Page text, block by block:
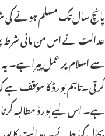
پانچ سال تک مسلم ہونے کی
عدالت نے اس من مانی شرط
سے اسلام پر عمل پیرا
کرتی۔تاہم بورڈ کا مؤقف ہے